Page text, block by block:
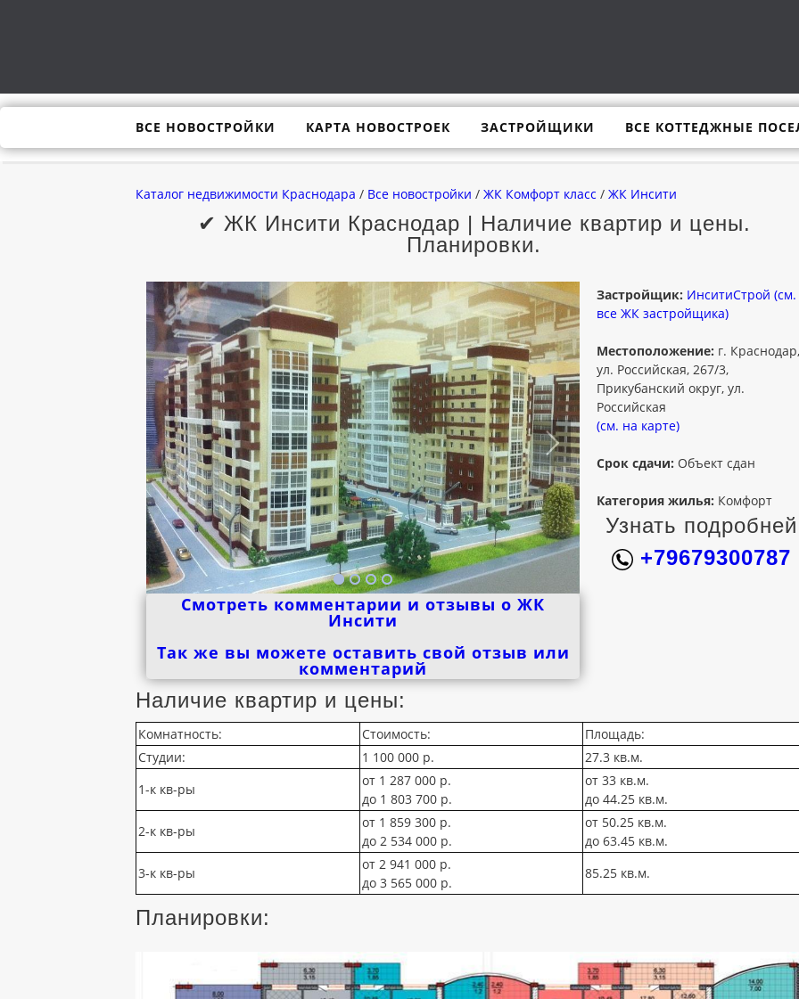
ВСЕ НОВОСТРОЙКИ КАРТА НОВОСТРОЕК ЗАСТРОЙЩИКИ ВСЕ КОТТЕДЖНЫЕ
Каталог недвижимости Краснодара / Все новостройки / ЖК Комфорт класс / ЖК Инсити
✔ ЖК Инсити Краснодар | Наличие квартир и цены.
Планировки.
Смотреть комментарии и отзывы о ЖК
Инсити
Так же вы можете оставить свой отзыв или
комментарий
Застройщик: ИнситиСтрой (см.
все ЖК застройщика)
Местоположение: г. Краснодар,
ул. Российская, 267/3,
Прикубанский округ, ул.
Российская
(см. на карте)
Срок сдачи: Объект сдан
Категория жилья: Комфорт
Узнать подробней
+79679300787
Наличие квартир и цены:
Комнатность: Стоимость:
Площадь:
Студии:
1 100 000 р.
27.3 кв.м.
1-к кв-ры
от 1 287 000 р.
до 1 803 700 р.
от 33 кв.м.
до 44.25 кв.м.
2-к кв-ры
от 1 859 300 р.
до 2 534 000 р.
от 50.25 кв.м.
до 63.45 кв.м.
3-к кв-ры
от 2 941 000 р.
до 3 565 000 р.
85.25 кв.м.
Планировки: